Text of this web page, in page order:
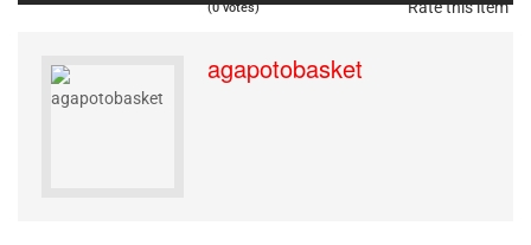
Rate this item
(0 votes)
agapotobasket